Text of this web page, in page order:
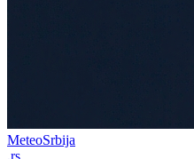
MeteoSrbija
.rs